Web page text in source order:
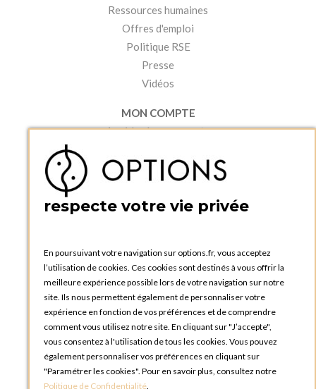
Ressources humaines
Offres d'emploi
Politique RSE
Presse
Vidéos
MON COMPTE
Accéder à mon compte
Créer un compte
PRATIQUE
Catalogues et bons de commande
Tutoriels
OPTIONS LUXEMBOURG
13 rue Paul Rischard
5324 Contern
respecte votre vie privée
En poursuivant votre navigation sur options.fr, vous acceptez
l’utilisation de cookies. Ces cookies sont destinés à vous offrir la
meilleure expérience possible lors de votre navigation sur notre
site. Ils nous permettent également de personnaliser votre
expérience en fonction de vos préférences et de comprendre
comment vous utilisez notre site. En cliquant sur "J’accepte",
vous consentez à l'utilisation de tous les cookies. Vous pouvez
également personnaliser vos préférences en cliquant sur
"Paramétrer les cookies". Pour en savoir plus, consultez notre
Politique de Confidentialité.